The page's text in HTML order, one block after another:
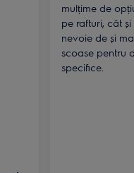
mulțime de
pe rafturi, cât
nevoie de și
scoase pentru
specifice.